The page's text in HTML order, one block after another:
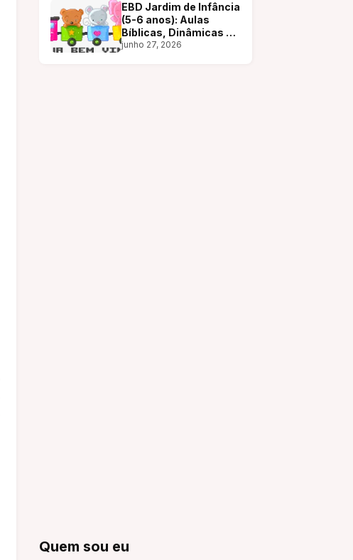
EBD Jardim de Infância
(5-6 anos): Aulas
Bíblicas, Dinâmicas e
+
junho 27, 2026
Quem sou eu